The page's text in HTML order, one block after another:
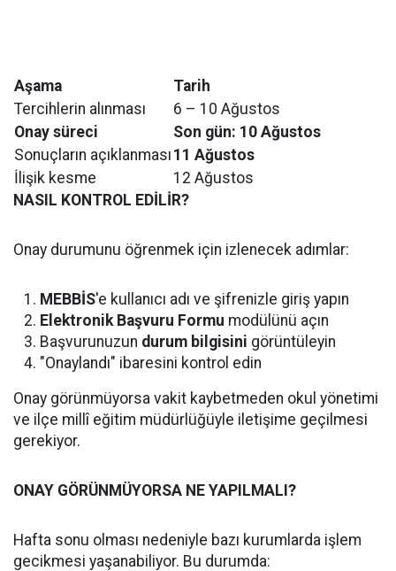
Aşama
Tarih
Tercihlerin alınması
6 – 10 Ağustos
Onay süreci
Son gün: 10 Ağustos
Sonuçların açıklanması 11 Ağustos
İlişik kesme
12 Ağustos
NASIL KONTROL EDİLİR?
Onay durumunu öğrenmek için izlenecek adımlar:
MEBBİS'e kullanıcı adı ve şifrenizle giriş yapın
Elektronik Başvuru Formu modülünü açın
Başvurunuzun durum bilgisini görüntüleyin
"Onaylandı" ibaresini kontrol edin
Onay görünmüyorsa vakit kaybetmeden okul yönetimi
ve ilçe millî eğitim müdürlüğüyle iletişime geçilmesi
gerekiyor.
ONAY GÖRÜNMÜYORSA NE YAPILMALI?
Hafta sonu olması nedeniyle bazı kurumlarda işlem
gecikmesi yaşanabiliyor. Bu durumda: